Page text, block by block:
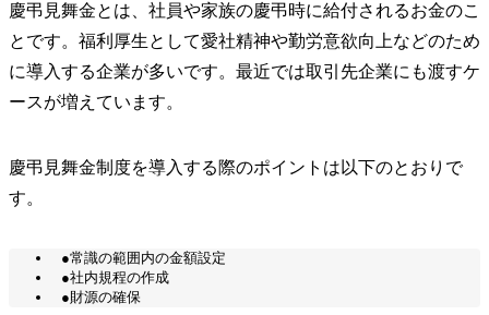
慶弔見舞金とは、社員や家族の慶弔時に給付されるお金のこ
とです。福利厚生として愛社精神や勤労意欲向上などのため
に導入する企業が多いです。最近では取引先企業にも渡すケ
ースが増えています。
慶弔見舞金制度を導入する際のポイントは以下のとおりで
す。
●常識の範囲内の金額設定
●社内規程の作成
●財源の確保